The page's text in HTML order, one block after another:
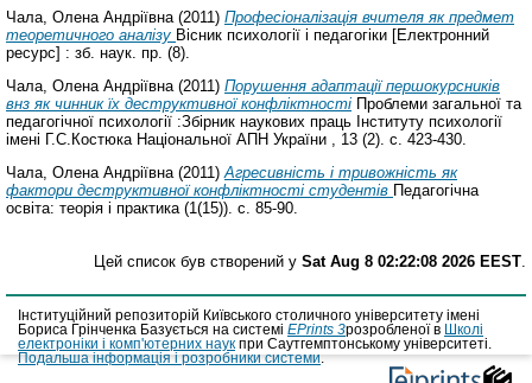
Чала, Олена Андріївна(2011) Професіоналізація вчителя як предмет
теоретичного аналізу Вісник психології і педагогіки [Електронний
ресурс] : зб. наук. пр. (8).
Чала, Олена Андріївна(2011) Порушення адаптації першокурсників
внз як чинник їх деструктивної конфліктності Проблеми загальної та
педагогічної психології :Збірник наукових праць Інституту психології
імені Г.С.Костюка Національної АПН України , 13 (2). с. 423-430.
Чала, Олена Андріївна(2011)Агресивність і тривожність як
фактори деструктивної конфліктності студентів Педагогічна
освіта: теорія і практика (1(15)). с. 85-90.
Цей список був створений у Sat Aug 8 02:22:08 2026 EEST.
Інституційний репозиторій Київського столичного університету імені
Бориса Грінченка Базується на системі EPrints 3розробленої в
Школі
електроніки і комп'ютерних наук при Саутгемптонському університеті.
Подальша інформація і розробники системи.